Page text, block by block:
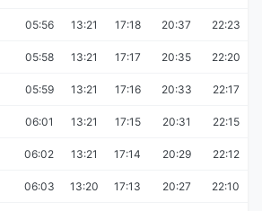
05:56 13:21 17:18 20:37 22:23
05:58 13:21 17:17 20:35 22:20
05:59 13:21 17:16 20:33 22:17
06:01 13:21 17:15 20:31 22:15
06:02 13:21 17:14 20:29 22:12
06:03 13:20 17:13 20:27 22:10